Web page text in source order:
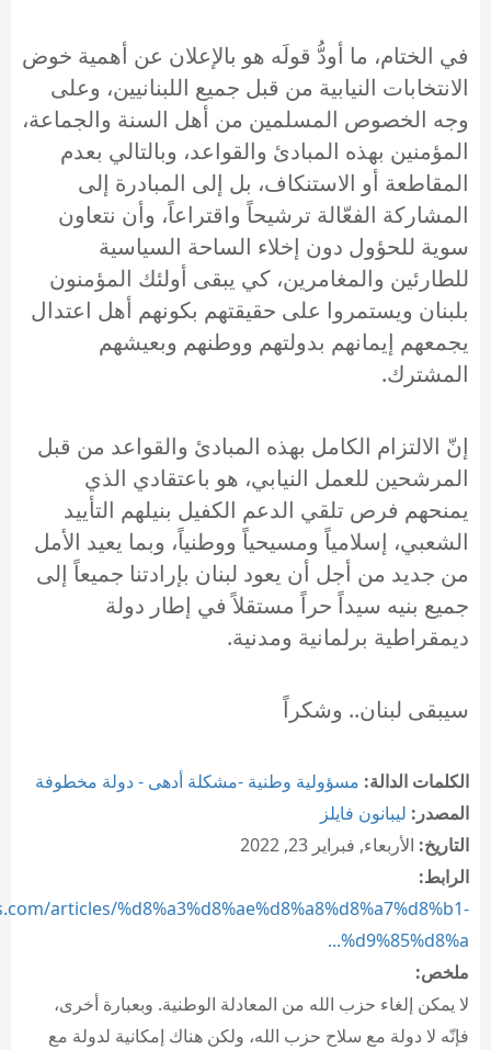
في الختام، ما أودُّ قولَه هو بالإعلان عن أهمية خوض
الانتخابات النيابية من قبل جميع اللبنانيين، وعلى
وجه الخصوص المسلمين من أهل السنة والجماعة،
المؤمنين بهذه المبادئ والقواعد، وبالتالي بعدم
المقاطعة أو الاستنكاف، بل إلى المبادرة إلى
المشاركة الفعّالة ترشيحاً واقتراعاً، وأن نتعاون
سوية للحؤول دون إخلاء الساحة السياسية
للطارئين والمغامرين، كي يبقى أولئك المؤمنون
بلبنان ويستمروا على حقيقتهم بكونهم أهل اعتدال
يجمعهم إيمانهم بدولتهم ووطنهم وبعيشهم
المشترك.
إنّ الالتزام الكامل بهذه المبادئ والقواعد من قبل
المرشحين للعمل النيابي، هو باعتقادي الذي
يمنحهم فرص تلقي الدعم الكفيل بنيلهم التأييد
الشعبي، إسلامياً ومسيحياً ووطنياً، وبما يعيد الأمل
من جديد من أجل أن يعود لبنان بإرادتنا جميعاً إلى
جميع بنيه سيداً حراً مستقلاً في إطار دولة
ديمقراطية برلمانية ومدنية.
سيبقى لبنان.. وشكراً
الكلمات الدالة: مسؤولية وطنية -مشكلة أدهى - دولة مخطوفة
المصدر: ليبانون فايلز
التاريخ: الأربعاء, فبراير 23, 2022
الرابط:
articles/%d8%a3%d8%ae%d8%a8%d8%a7%d8%b1-
%d9%85%d8%a...
ملخص:
لا يمكن إلغاء حزب الله من المعادلة الوطنية. وبعبارة أخرى،
فإنّه لا دولة مع سلاح حزب الله، ولكن هناك إمكانية لدولة مع